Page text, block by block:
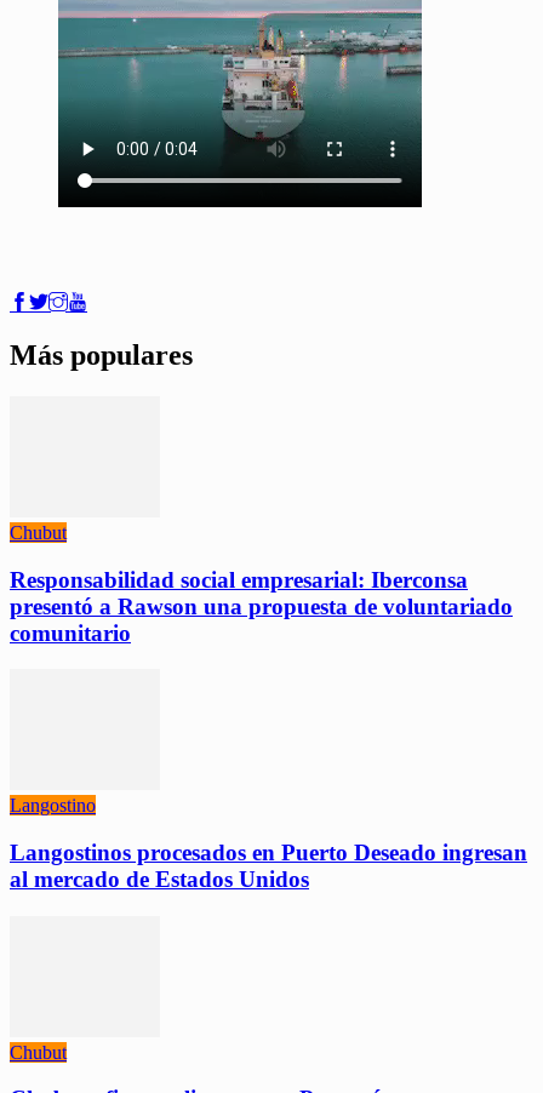
Más populares
Chubut
Responsabilidad social empresarial: Iberconsa
presentó a Rawson una propuesta de voluntariado
comunitario
Langostino
Langostinos procesados en Puerto Deseado ingresan
al mercado de Estados Unidos
Chubut